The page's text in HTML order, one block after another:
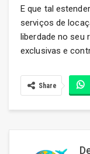
E que tal
serviços de
liberdade no seu
exclusivas e
Share